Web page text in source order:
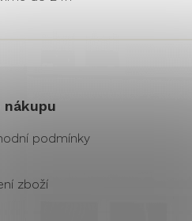
nákupu
podmínky
zboží